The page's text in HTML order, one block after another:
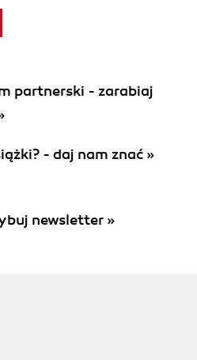
partnerski - zarabiaj
- daj nam znać »
newsletter »